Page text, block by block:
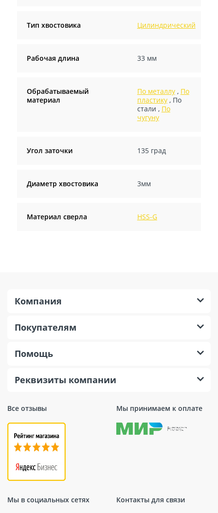
Тип хвостовика Цилиндрический
Рабочая длина 33 мм
Обрабатываемый
материал
По металлу, По
пластику, По
стали , По
чугуну
Угол заточки 135 град
Диаметр хвостовика 3мм
Материал сверла HSS-G
Все отзывы Мы принимаем к оплате
Мы в социальных сетях Контакты для связи
Компания
Покупателям
Помощь
Реквизиты компании